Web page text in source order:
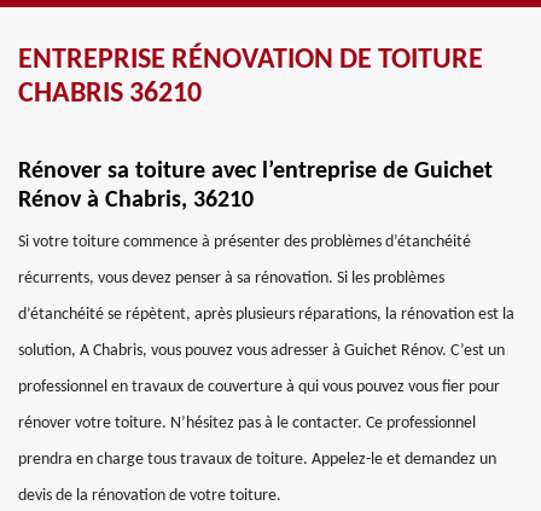
ENTREPRISE RÉNOVATION DE TOITURE
CHABRIS 36210
Rénover sa toiture avec l’entreprise de Guichet
Rénov à Chabris, 36210
Si votre toiture commence à présenter des problèmes d’étanchéité
récurrents, vous devez penser à sa rénovation. Si les problèmes
d’étanchéité se répètent, après plusieurs réparations, la rénovation est la
solution, A Chabris, vous pouvez vous adresser à Guichet Rénov. C’est un
professionnel en travaux de couverture à qui vous pouvez vous fier pour
rénover votre toiture. N’hésitez pas à le contacter. Ce professionnel
prendra en charge tous travaux de toiture. Appelez-le et demandez un
devis de la rénovation de votre toiture.